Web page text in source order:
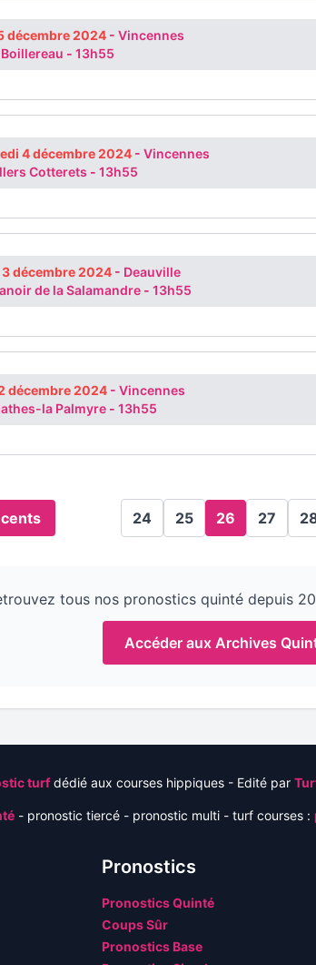
décembre 2024 - Vincennes
- 13h55
4 décembre 2024 - Vincennes
Cotterets - 13h55
décembre 2024 - Deauville
de la Salamandre - 13h55
décembre 2024 - Vincennes
la Palmyre - 13h55
24 25 26 27
tous nos pronostics quinté depuis
Accéder aux Archives
turfdédié aux courses hippiques - Edité par
- pronostic tiercé - pronostic multi - turf courses :
Pronostics
Pronostics Quinté
Coups Sûr
Pronostics Base